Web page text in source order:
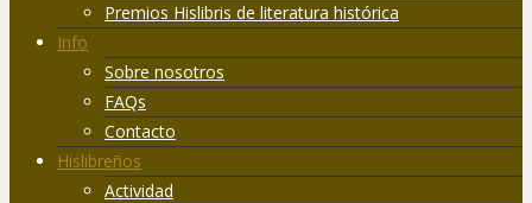
Premios Hislibris de literatura histórica
Info
Sobre nosotros
FAQs
Contacto
Hislibreños
Actividad